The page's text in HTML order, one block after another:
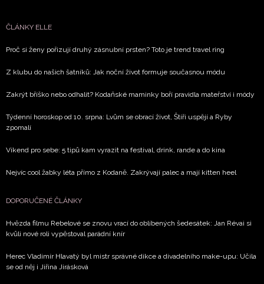
potvrzujete, že jste se seznámili se
Vašimi údaji pracovat zejména k organizaci a
informace od našich partnerů? Pokud souhlasíte se
zpracováním údajů k tomuto účelu podle
soukromí BurdaMedia Extra s.r.o.
, zaškrtněte toto pole.
ČLÁNKY ELLE
Proč si ženy pořizují druhý zásnubní prsten? Toto je trend travel ring
Z klubu do našich šatníků: Jak noční život formuje současnou módu
Zakrýt bříško nebo odhalit? Kodaňské maminky boří pravidla mateřství i módy
Týdenní horoskop od 10. srpna: Lvům se obrací život, Štíři uspějí a Ryby
zpomalí
Víkend pro sebe: 5 tipů kam vyrazit na festival, drink, rande a do kina
Nejvíc cool žabky léta přímo z Kodaně. Zakrývají palec a mají kitten heel
DOPORUČENÉ ČLÁNKY
Hvězda filmu Rebelové se znovu vrací do oblíbených šedesátek: Jan Révai si
kvůli nové roli vypěstoval parádní knír
Herec Vladimír Hlavatý byl mistr správné dikce a divadelního make-upu: Učila
se od něj i Jiřina Jirásková